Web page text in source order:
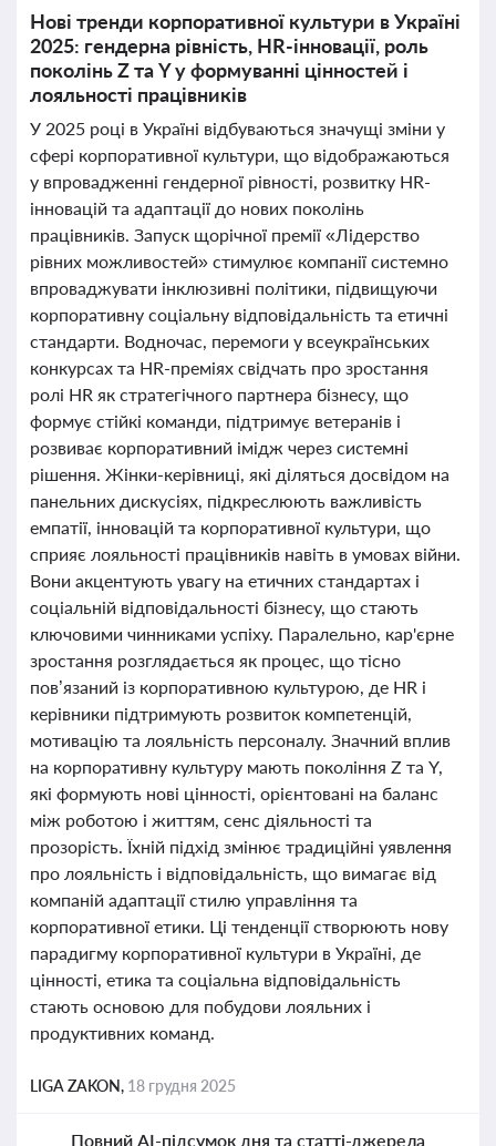
Нові тренди корпоративної культури в Україні
2025: гендерна рівність, HR-інновації, роль
поколінь Z та Y у формуванні цінностей і
лояльності працівників
У 2025 році в Україні відбуваються значущі зміни у
сфері корпоративної культури, що відображаються
у впровадженні гендерної рівності, розвитку HR-
інновацій та адаптації до нових поколінь
працівників. Запуск щорічної премії «Лідерство
рівних можливостей» стимулює компанії системно
впроваджувати інклюзивні політики, підвищуючи
корпоративну соціальну відповідальність та етичні
стандарти. Водночас, перемоги у всеукраїнських
конкурсах та HR-преміях свідчать про зростання
ролі HR як стратегічного партнера бізнесу, що
формує стійкі команди, підтримує ветеранів і
розвиває корпоративний імідж через системні
рішення. Жінки-керівниці, які діляться досвідом на
панельних дискусіях, підкреслюють важливість
емпатії, інновацій та корпоративної культури, що
сприяє лояльності працівників навіть в умовах війни.
Вони акцентують увагу на етичних стандартах і
соціальній відповідальності бізнесу, що стають
ключовими чинниками успіху. Паралельно, кар'єрне
зростання розглядається як процес, що тісно
пов’язаний із корпоративною культурою, де HR і
керівники підтримують розвиток компетенцій,
мотивацію та лояльність персоналу. Значний вплив
на корпоративну культуру мають покоління Z та Y,
які формують нові цінності, орієнтовані на баланс
між роботою і життям, сенс діяльності та
прозорість. Їхній підхід змінює традиційні уявлення
про лояльність і відповідальність, що вимагає від
компаній адаптації стилю управління та
корпоративної етики. Ці тенденції створюють нову
парадигму корпоративної культури в Україні, де
цінності, етика та соціальна відповідальність
стають основою для побудови лояльних і
продуктивних команд.
LIGA ZAKON, 18 грудня 2025
Повний AI-підсумок дня та статті-джерела